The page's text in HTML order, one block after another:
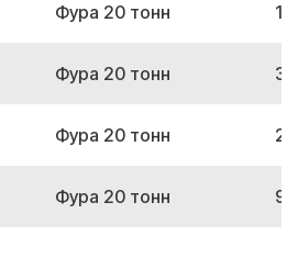
Фура 20 тонн
Фура 20 тонн
Фура 20 тонн
Фура 20 тонн